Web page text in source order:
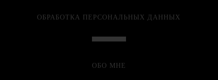
ОБРАБОТКА ПЕРСОНАЛЬНЫХ ДАННЫХ
ОБО МНЕ